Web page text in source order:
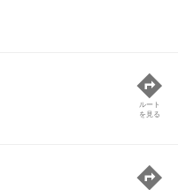
ルート
を見る